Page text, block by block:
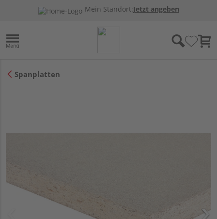
Mein Standort:Jetzt angeben
Spanplatten